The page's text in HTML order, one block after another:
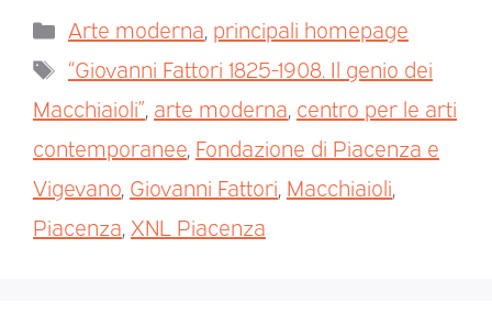
Arte moderna, principali homepage
“Giovanni Fattori 1825-1908. Il genio dei
Macchiaioli”, arte moderna, centro per le arti
contemporanee, Fondazione di Piacenza e
Vigevano, Giovanni Fattori, Macchiaioli,
Piacenza, XNL Piacenza